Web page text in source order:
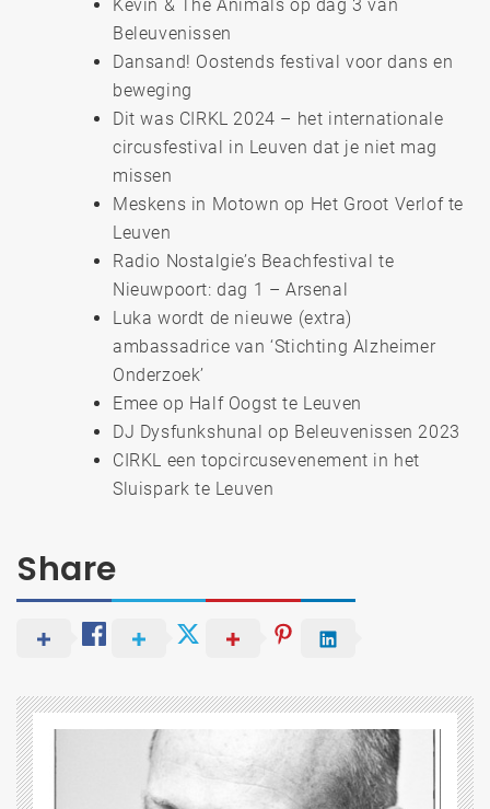
Kevin & The Animals op dag 3 van
Beleuvenissen
Dansand! Oostends festival voor dans en
beweging
Dit was CIRKL 2024 – het internationale
circusfestival in Leuven dat je niet mag
missen
Meskens in Motown op Het Groot Verlof te
Leuven
Radio Nostalgie’s Beachfestival te
Nieuwpoort: dag 1 – Arsenal
Luka wordt de nieuwe (extra)
ambassadrice van ‘Stichting Alzheimer
Onderzoek’
Emee op Half Oogst te Leuven
DJ Dysfunkshunal op Beleuvenissen 2023
CIRKL een topcircusevenement in het
Sluispark te Leuven
Share